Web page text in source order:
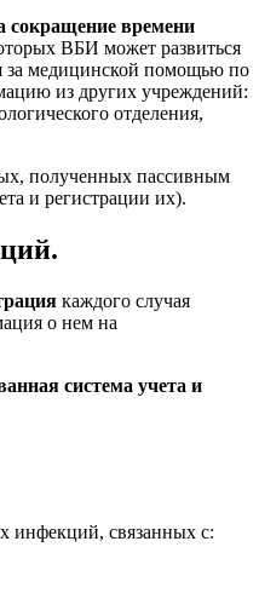
сокращение времени
ВБИ может развиться
за медицинской помощью по
из других учреждений:
отделения,
полученных пассивным
и регистрации их).
каждого случая
о нем на
система учета и
инфекций, связанных с: